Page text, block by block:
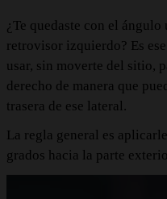
¿Te quedaste con el
retrovisor izquierdo? Es
usar, sin moverte del sitio,
derecho de manera que
trasera de ese lateral.
La regla general es
grados hacia la parte